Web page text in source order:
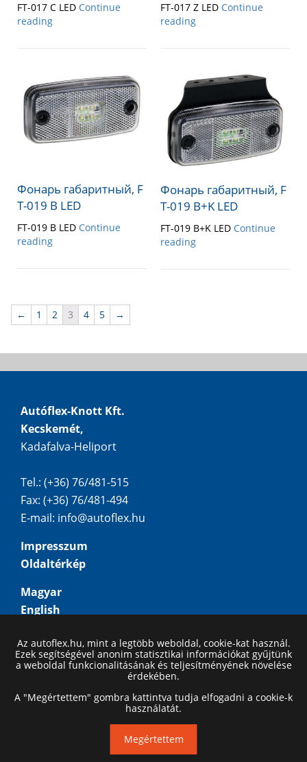
FT-017 C LED Continue
reading
FT-017 Z LED Continue
reading
Фонарь габаритный, F
T-019 B LED
FT-019 B LED Continue
reading
Фонарь габаритный, F
T-019 B+K LED
FT-019 B+K LED Continue
reading
← 1 2 3 4 5 →
Autóflex-Knott Kft.
Kecskemét,
Kadafalva-Heliport
Tel.: (+36) 76/481-515
Fax: (+36) 76/481-494
E-mail: info@autoflex.hu
Impresszum
Oldaltérkép
Magyar
English
Русский
Az autoflex.hu, mint a legtöbb weboldal, cookie-kat használ.
Ezek segítségével anonim statisztikai információkat gyűjtünk
a weboldal funkcionalitásának és teljesítményének növelése
érdekében.
A "Megértettem" gombra kattintva tudja elfogadni a cookie-k
használatát.
Megértettem